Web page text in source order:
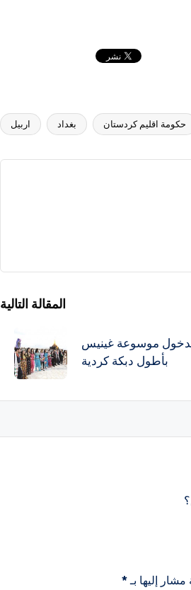
اربيل بغداد حكومة اقليم كردستان
المقالة التالية
موسوعة غينيس
بأطول دبكة كردية
مشار إليها بـ *